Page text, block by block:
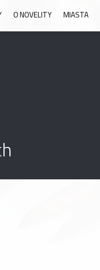
O NOVELITY MIASTA